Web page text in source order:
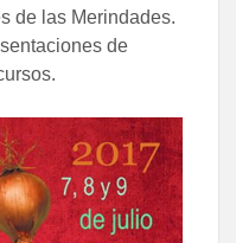
de las Merindades.
de